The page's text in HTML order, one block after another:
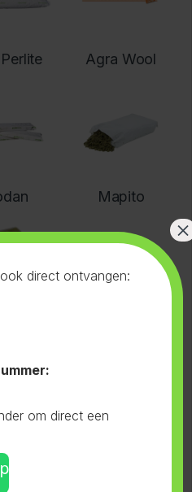
Agra Wool
Mapito
direct ontvangen:
om direct een
×